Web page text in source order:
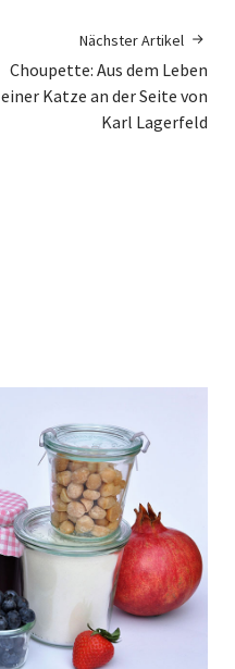
Nächster Artikel
Choupette: Aus dem Leben
einer Katze an der Seite von
Karl Lagerfeld